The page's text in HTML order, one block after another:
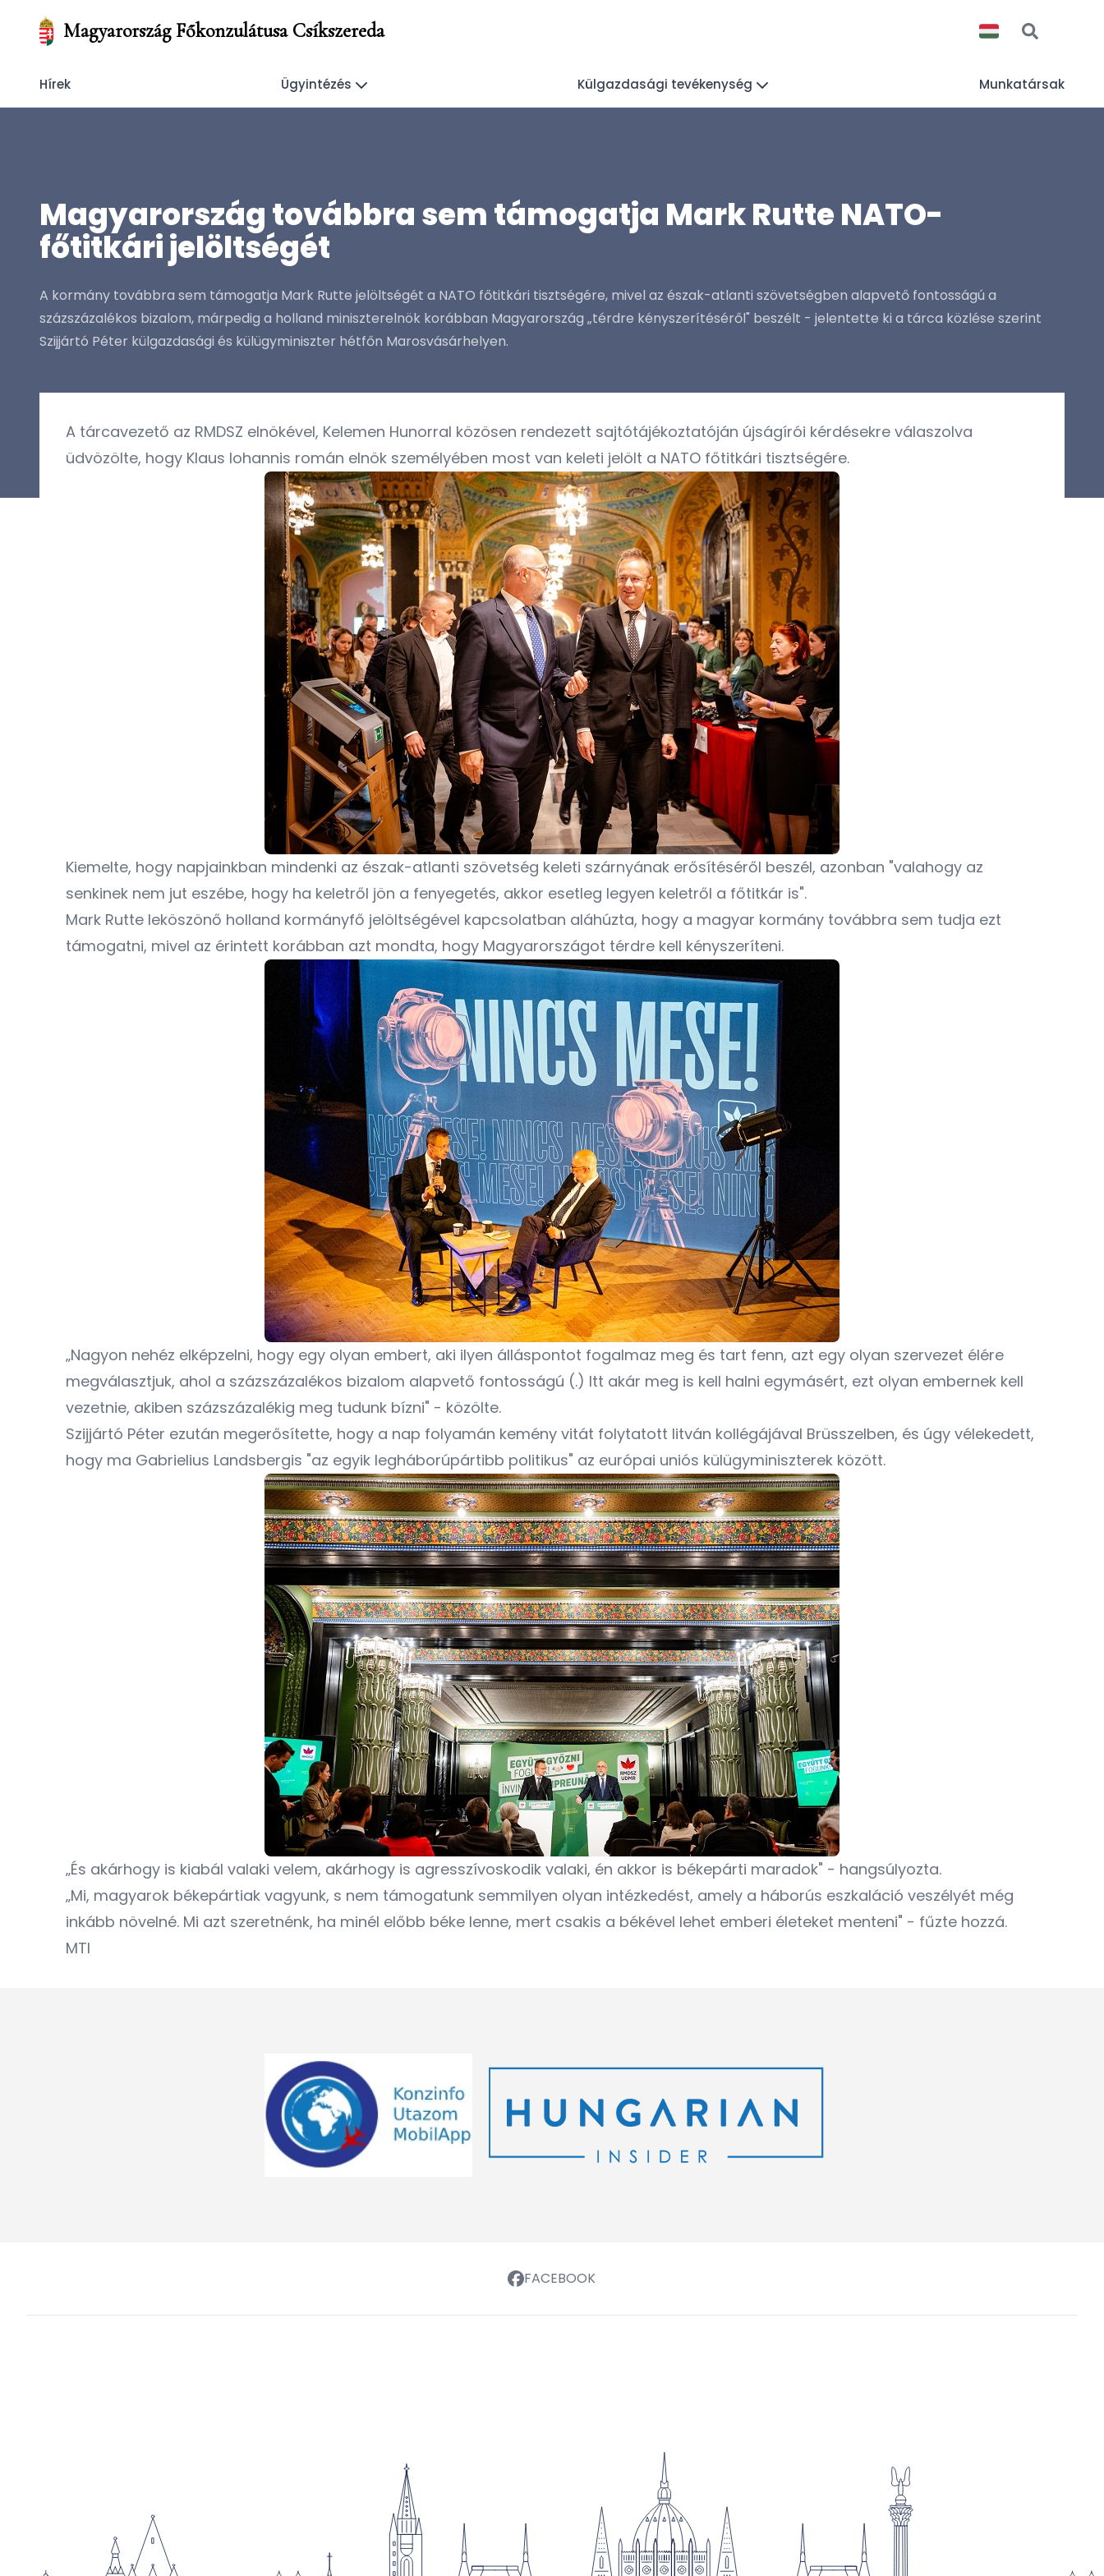
Magyarország Főkonzulátusa Csíkszereda
Hírek Ügyintézés Külgazdasági tevékenység Munkatársak
Magyarország továbbra sem támogatja Mark Rutte NATO-
főtitkári jelöltségét
A kormány továbbra sem támogatja Mark Rutte jelöltségét a NATO főtitkári tisztségére, mivel az észak-atlanti szövetségben alapvető fontosságú a
százszázalékos bizalom, márpedig a holland miniszterelnök korábban Magyarország „térdre kényszerítéséről" beszélt - jelentette ki a tárca közlése szerint
Szijjártó Péter külgazdasági és külügyminiszter hétfőn Marosvásárhelyen.
A tárcavezető az RMDSZ elnökével, Kelemen Hunorral közösen rendezett sajtótájékoztatóján újságírói kérdésekre válaszolva
üdvözölte, hogy Klaus Iohannis román elnök személyében most van keleti jelölt a NATO főtitkári tisztségére.
Kiemelte, hogy napjainkban mindenki az észak-atlanti szövetség keleti szárnyának erősítéséről beszél, azonban "valahogy az
senkinek nem jut eszébe, hogy ha keletről jön a fenyegetés, akkor esetleg legyen keletről a főtitkár is".
Mark Rutte leköszönő holland kormányfő jelöltségével kapcsolatban aláhúzta, hogy a magyar kormány továbbra sem tudja ezt
támogatni, mivel az érintett korábban azt mondta, hogy Magyarországot térdre kell kényszeríteni.
„Nagyon nehéz elképzelni, hogy egy olyan embert, aki ilyen álláspontot fogalmaz meg és tart fenn, azt egy olyan szervezet élére
megválasztjuk, ahol a százszázalékos bizalom alapvető fontosságú (.) Itt akár meg is kell halni egymásért, ezt olyan embernek kell
vezetnie, akiben százszázalékig meg tudunk bízni" - közölte.
Szijjártó Péter ezután megerősítette, hogy a nap folyamán kemény vitát folytatott litván kollégájával Brüsszelben, és úgy vélekedett,
hogy ma Gabrielius Landsbergis "az egyik legháborúpártibb politikus" az európai uniós külügyminiszterek között.
„És akárhogy is kiabál valaki velem, akárhogy is agresszívoskodik valaki, én akkor is békepárti maradok" - hangsúlyozta.
„Mi, magyarok békepártiak vagyunk, s nem támogatunk semmilyen olyan intézkedést, amely a háborús eszkaláció veszélyét még
inkább növelné. Mi azt szeretnénk, ha minél előbb béke lenne, mert csakis a békével lehet emberi életeket menteni" - fűzte hozzá.
MTI
FACEBOOK